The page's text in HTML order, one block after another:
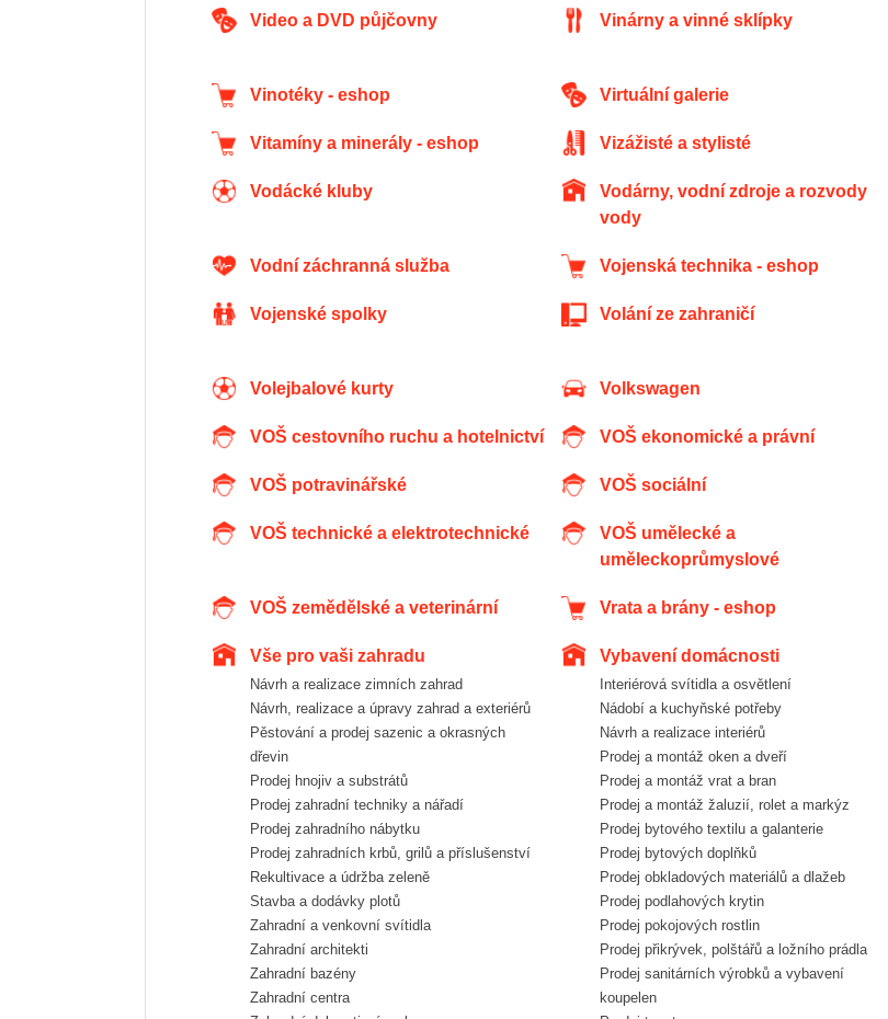
Video a DVD půjčovny Vinárny a vinné sklípky
Vinotéky - eshop Virtuální galerie
Vitamíny a minerály - eshop Vizážisté a stylisté
Vodácké kluby
Vodárny, vodní zdroje a rozvody
vody
Vodní záchranná služba Vojenská technika - eshop
Vojenské spolky Volání ze zahraničí
Volejbalové kurty Volkswagen
VOŠ cestovního ruchu a hotelnictví VOŠ ekonomické a právní
VOŠ potravinářské VOŠ sociální
VOŠ technické a elektrotechnické
VOŠ umělecké a
uměleckoprůmyslové
VOŠ zemědělské a veterinární Vrata a brány - eshop
Vše pro vaši zahradu
Návrh a realizace zimních zahrad
Návrh, realizace a úpravy zahrad a exteriérů
Pěstování a prodej sazenic a okrasných
dřevin
Prodej hnojiv a substrátů
Prodej zahradní techniky a nářadí
Prodej zahradního nábytku
Prodej zahradních krbů, grilů a příslušenství
Rekultivace a údržba zeleně
Stavba a dodávky plotů
Zahradní a venkovní svítidla
Zahradní architekti
Zahradní bazény
Zahradní centra
Vybavení domácnosti
Interiérová svítidla a osvětlení
Nádobí a kuchyňské potřeby
Návrh a realizace interiérů
Prodej a montáž oken a dveří
Prodej a montáž vrat a bran
Prodej a montáž žaluzií, rolet a markýz
Prodej bytového textilu a galanterie
Prodej bytových doplňků
Prodej obkladových materiálů a dlažeb
Prodej podlahových krytin
Prodej pokojových rostlin
Prodej přikrývek, polštářů a ložního prádla
Prodej sanitárních výrobků a vybavení
koupelen